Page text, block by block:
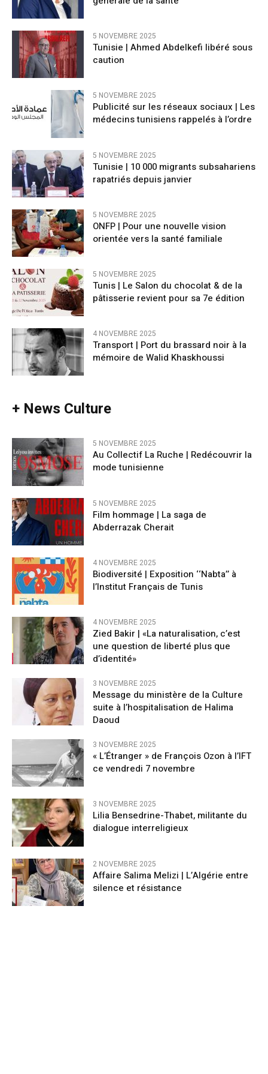
5 NOVEMBRE 2025
Tunisie | Ahmed Abdelkefi libéré sous
caution
5 NOVEMBRE 2025
Publicité sur les réseaux sociaux | Les
médecins tunisiens rappelés à l’ordre
5 NOVEMBRE 2025
Tunisie | 10 000 migrants subsahariens
rapatriés depuis janvier
5 NOVEMBRE 2025
ONFP | Pour une nouvelle vision
orientée vers la santé familiale
5 NOVEMBRE 2025
Tunis | Le Salon du chocolat & de la
pâtisserie revient pour sa 7e édition
4 NOVEMBRE 2025
Transport | Port du brassard noir à la
mémoire de Walid Khaskhoussi
+ News Culture
5 NOVEMBRE 2025
Au Collectif La Ruche | Redécouvrir la
mode tunisienne
5 NOVEMBRE 2025
Film hommage | La saga de
Abderrazak Cherait
4 NOVEMBRE 2025
Biodiversité | Exposition ‘‘Nabta’’ à
l’Institut Français de Tunis
4 NOVEMBRE 2025
Zied Bakir | «La naturalisation, c’est
une question de liberté plus que
d’identité»
3 NOVEMBRE 2025
Message du ministère de la Culture
suite à l’hospitalisation de Halima
Daoud
3 NOVEMBRE 2025
« L’Étranger » de François Ozon à l’IFT
ce vendredi 7 novembre
3 NOVEMBRE 2025
Lilia Bensedrine-Thabet, militante du
dialogue interreligieux
2 NOVEMBRE 2025
Affaire Salima Melizi | L’Algérie entre
silence et résistance